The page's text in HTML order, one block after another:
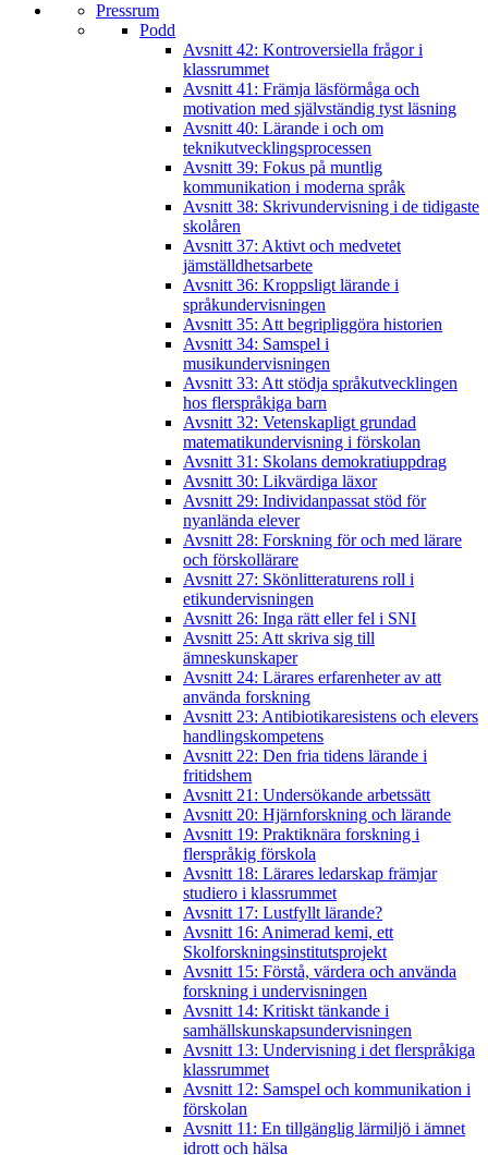
Pressrum
Podd
Avsnitt 42: Kontroversiella frågor i
klassrummet
Avsnitt 41: Främja läsförmåga och
motivation med självständig tyst läsning
Avsnitt 40: Lärande i och om
teknikutvecklingsprocessen
Avsnitt 39: Fokus på muntlig
kommunikation i moderna språk
Avsnitt 38: Skrivundervisning i de tidigaste
skolåren
Avsnitt 37: Aktivt och medvetet
jämställdhetsarbete
Avsnitt 36: Kroppsligt lärande i
språkundervisningen
Avsnitt 35: Att begripliggöra historien
Avsnitt 34: Samspel i
musikundervisningen
Avsnitt 33: Att stödja språkutvecklingen
hos flerspråkiga barn
Avsnitt 32: Vetenskapligt grundad
matematikundervisning i förskolan
Avsnitt 31: Skolans demokratiuppdrag
Avsnitt 30: Likvärdiga läxor
Avsnitt 29: Individanpassat stöd för
nyanlända elever
Avsnitt 28: Forskning för och med lärare
och förskollärare
Avsnitt 27: Skönlitteraturens roll i
etikundervisningen
Avsnitt 26: Inga rätt eller fel i SNI
Avsnitt 25: Att skriva sig till
ämneskunskaper
Avsnitt 24: Lärares erfarenheter av att
använda forskning
Avsnitt 23: Antibiotikaresistens och elevers
handlingskompetens
Avsnitt 22: Den fria tidens lärande i
fritidshem
Avsnitt 21: Undersökande arbetssätt
Avsnitt 20: Hjärnforskning och lärande
Avsnitt 19: Praktiknära forskning i
flerspråkig förskola
Avsnitt 18: Lärares ledarskap främjar
studiero i klassrummet
Avsnitt 17: Lustfyllt lärande?
Avsnitt 16: Animerad kemi, ett
Skolforskningsinstitutsprojekt
Avsnitt 15: Förstå, värdera och använda
forskning i undervisningen
Avsnitt 14: Kritiskt tänkande i
samhällskunskapsundervisningen
Avsnitt 13: Undervisning i det flerspråkiga
klassrummet
Avsnitt 12: Samspel och kommunikation i
förskolan
Avsnitt 11: En tillgänglig lärmiljö i ämnet
idrott och hälsa